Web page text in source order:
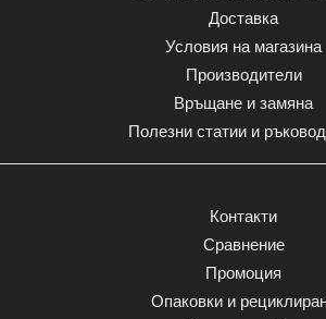
Доставка
Условия на магазина
Производители
Връщане и замяна
Полезни статии и
Контакти
Сравнение
Промоция
Опаковки и